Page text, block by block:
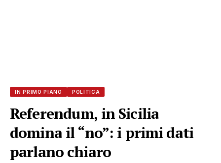
IN PRIMO PIANO POLITICA
Referendum, in Sicilia
domina il “no”: i primi dati
parlano chiaro